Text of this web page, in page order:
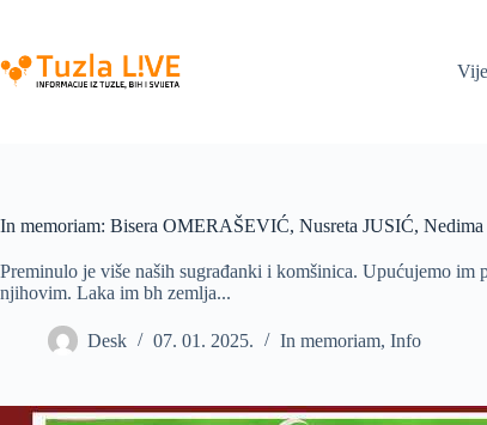
content
In memoriam: Bisera OMERAŠEVIĆ, Nusreta JUSIĆ,
Preminulo je više naših sugrađanki i komšinica. Upućujemo im
njihovim. Laka im bh zemlja...
Desk 07. 01. 2025. In memoriam, Info